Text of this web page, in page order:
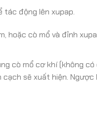
tác động lên xupap.
hoặc cò mổ và đỉnh
cò mổ cơ khí (không
sẽ xuất hiện.